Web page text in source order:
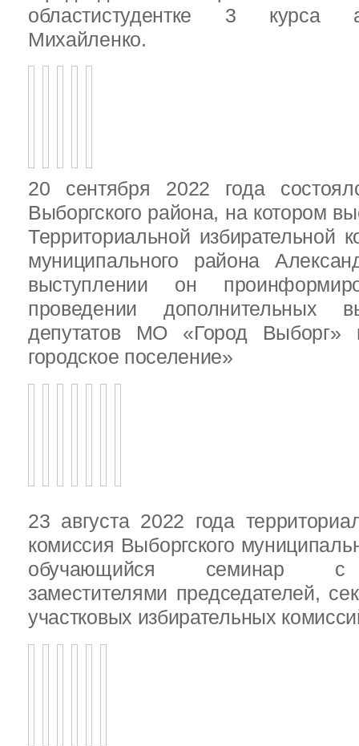
областистудентке 3 курса
Михайленко.
20 сентября 2022 года
Выборгского района, на котором
Территориальной избирательной
муниципального района
выступлении он
проведении дополнительных
депутатов МО «Город
городское поселение»
23 августа 2022 года
комиссия Выборгского
обучающийся семинар с
заместителями председателей,
участковых избирательных